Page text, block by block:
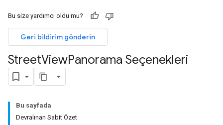
Bu size yardımcı oldu mu?
Geri bildirim gönderin
StreetViewPanorama Seçenekleri
Bu sayfada
Devralınan Sabit Özet